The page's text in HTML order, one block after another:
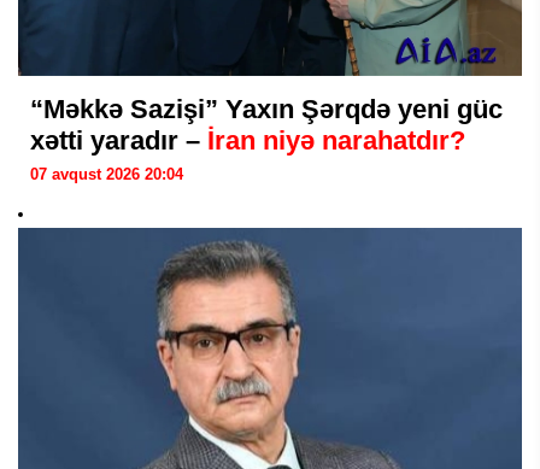
“Məkkə Sazişi” Yaxın Şərqdə yeni güc
xətti yaradır – İran niyə narahatdır?
07 avqust 2026 20:04